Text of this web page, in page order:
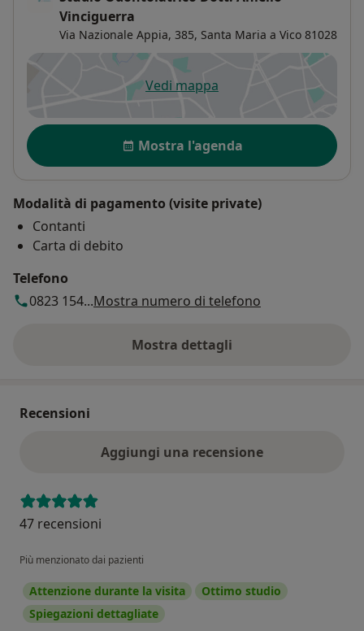
Vinciguerra
Via Nazionale Appia, 385, Santa Maria a Vico 81028
Vedi mappasi apre in una nuova scheda
Disponibilità
Mostra l'agenda
Modalità di pagamento (visite private)
Contanti
Carta di debito
Telefono
0823 154...Mostra numero di telefono
Mostra dettagli
sull'indirizzo
Recensioni
Aggiungi una recensione
47 recensioni
Più menzionato dai pazienti
Attenzione durante la visita
Ottimo studio
Spiegazioni dettagliate